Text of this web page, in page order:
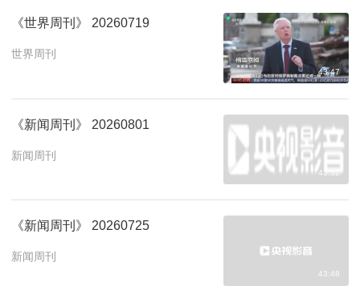
《世界周刊》 20260719
世界周刊
43:47
《新闻周刊》 20260801
新闻周刊
43:32
《新闻周刊》 20260725
新闻周刊
43:48